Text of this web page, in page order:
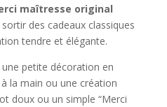
maîtresse original
des cadeaux classiques
tendre et élégante.
petite décoration en
la main ou une création
doux ou un simple “Merci